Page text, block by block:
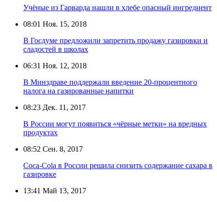
Учёные из Гарварда нашли в хлебе опасный ингредиент
08:01 Ноя. 15, 2018
В Госдуме предложили запретить продажу газировки и
сладостей в школах
06:31 Ноя. 12, 2018
В Минздраве поддержали введение 20-процентного
налога на газированные напитки
08:23 Дек. 11, 2017
В России могут появиться «чёрные метки» на вредных
продуктах
08:52 Сен. 8, 2017
Coca-Cola в России решила снизить содержание сахара в
газировке
13:41 Май 13, 2017